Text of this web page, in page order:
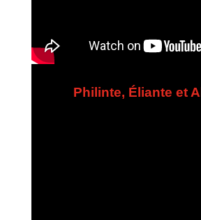
Philinte, Éliante et